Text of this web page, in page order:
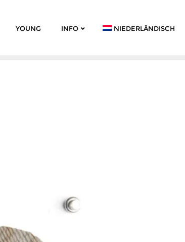
YOUNG INFO NIEDERLÄNDISCH